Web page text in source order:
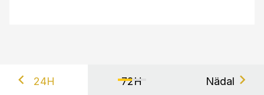
24H 72H Nädal